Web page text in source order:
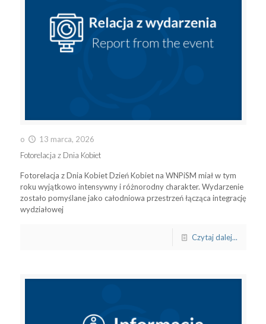
o
13 marca, 2026
Fotorelacja z Dnia Kobiet
Fotorelacja z Dnia Kobiet Dzień Kobiet na WNPiSM miał w tym
roku wyjątkowo intensywny i różnorodny charakter. Wydarzenie
zostało pomyślane jako całodniowa przestrzeń łącząca integrację
wydziałowej
Czytaj dalej...